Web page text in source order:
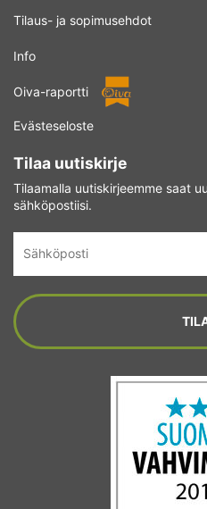
Tilaus- ja sopimusehdot
Info
Oiva-raportti
Evästeseloste
Tilaa uutiskirje
Tilaamalla uutiskirjeemme saat
sähköpostiisi.